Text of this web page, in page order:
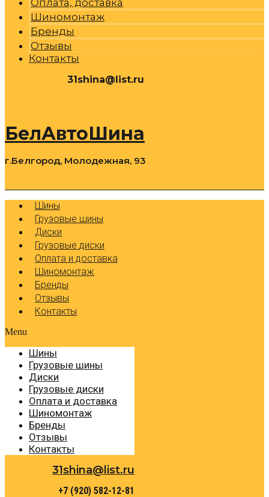
Оплата, доставка
Шиномонтаж
Бренды
Отзывы
Контакты
31shina@list.ru
БелАвтоШина
г.Белгород, Молодежная, 93
Шины
Грузовые шины
Диски
Грузовые диски
Оплата и доставка
Шиномонтаж
Бренды
Отзывы
Контакты
Menu
Шины
Грузовые шины
Диски
Грузовые диски
Оплата и доставка
Шиномонтаж
Бренды
Отзывы
Контакты
31shina@list.ru
+7 (920) 582-12-81